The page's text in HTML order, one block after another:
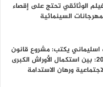
الوثائقي تحتج على إقصاء
السينمائية
اسليماني يكتب: مشروع قانون
المالية لسنة 2027: بين استكمال الأوراش الكبرى
ورهان الاستدامة